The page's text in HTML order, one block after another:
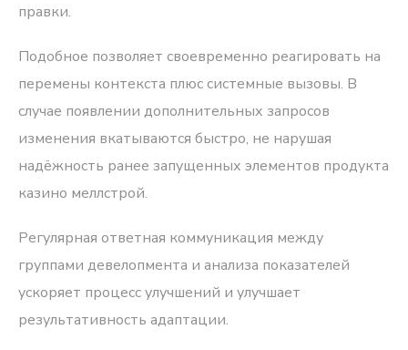
правки.
Подобное позволяет своевременно реагировать на
перемены контекста плюс системные вызовы. В
случае появлении дополнительных запросов
изменения вкатываются быстро, не нарушая
надёжность ранее запущенных элементов продукта
казино меллстрой.
Регулярная ответная коммуникация между
группами девелопмента и анализа показателей
ускоряет процесс улучшений и улучшает
результативность адаптации.